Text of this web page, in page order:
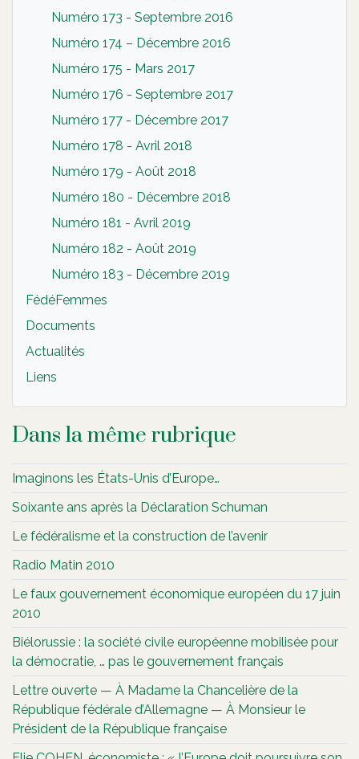
Numéro 173 - Septembre 2016
Numéro 174 – Décembre 2016
Numéro 175 - Mars 2017
Numéro 176 - Septembre 2017
Numéro 177 - Décembre 2017
Numéro 178 - Avril 2018
Numéro 179 - Août 2018
Numéro 180 - Décembre 2018
Numéro 181 - Avril 2019
Numéro 182 - Août 2019
Numéro 183 - Décembre 2019
FédéFemmes
Documents
Actualités
Liens
Dans la même rubrique
Imaginons les États-Unis d’Europe…
Soixante ans après la Déclaration Schuman
Le fédéralisme et la construction de l’avenir
Radio Matin 2010
Le faux gouvernement économique européen du 17 juin
2010
Biélorussie : la société civile européenne mobilisée pour
la démocratie, … pas le gouvernement français
Lettre ouverte — À Madame la Chancelière de la
République fédérale d’Allemagne — À Monsieur le
Président de la République française